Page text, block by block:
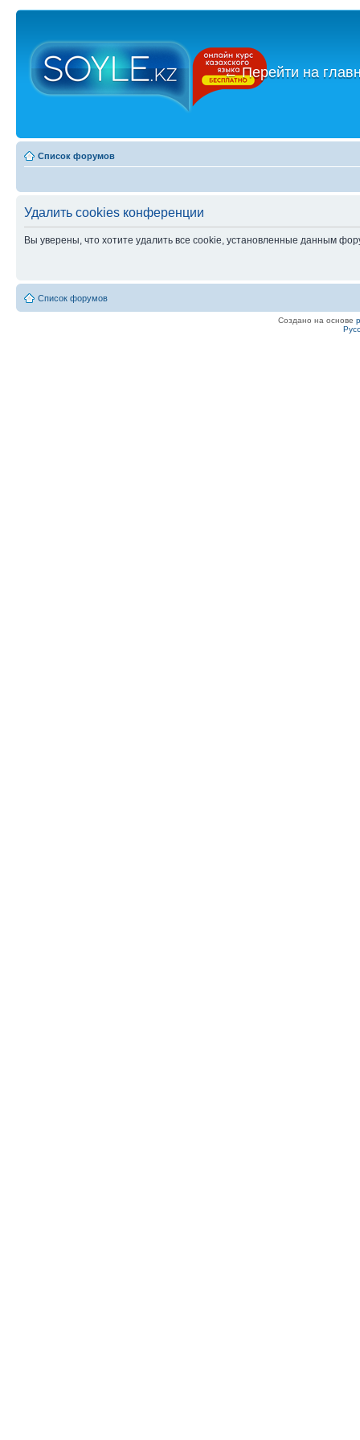
←Перейти на
Список форумов
Удалить cookies конференции
Вы уверены, что хотите удалить все cookie, установленные данным
Список форумов
Создано на основе